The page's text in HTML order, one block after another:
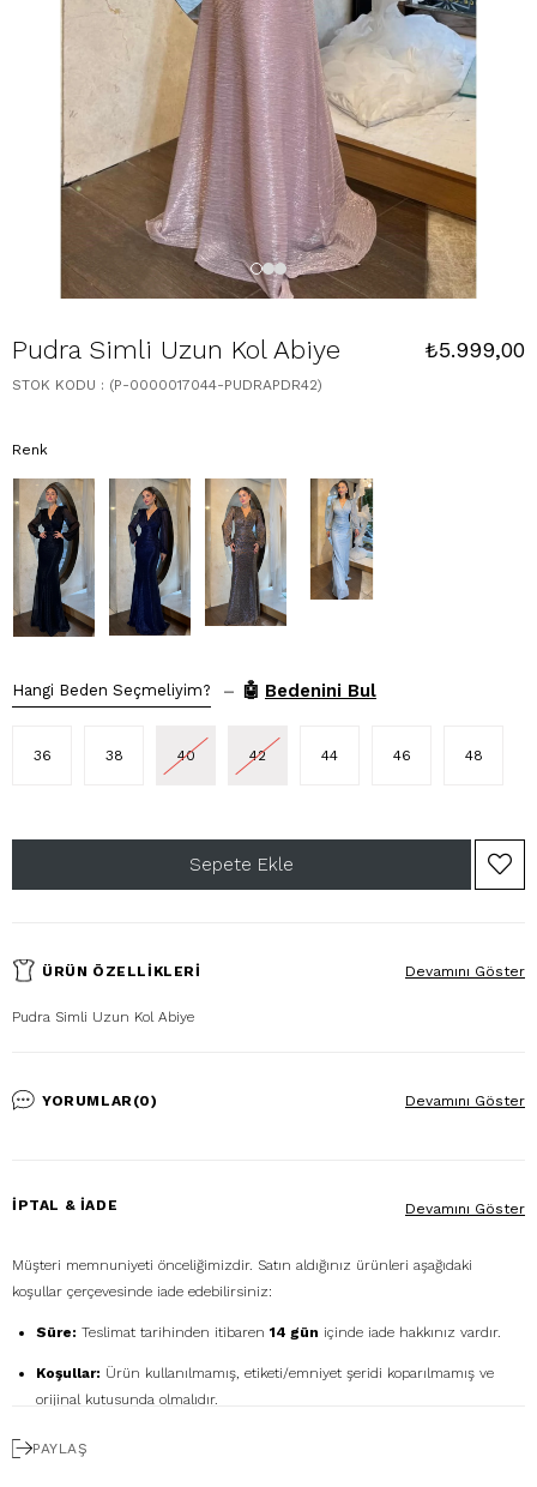
Pudra Simli Uzun Kol Abiye ₺5.999,00
STOK KODU (P-0000017044-PUDRAPDR42)
Renk
Hangi Beden Seçmeliyim? – 🤖 Bedenini Bul
36 38 40 42 44 46 48
ÜRÜN ÖZELLIKLERI
Pudra Simli Uzun Kol Abiye
Devamını Göster
YORUMLAR(0) Devamını Göster
İPTAL & İADE
Müşteri memnuniyeti önceliğimizdir. Satın aldığınız ürünleri aşağıdaki
koşullar çerçevesinde iade edebilirsiniz:
Süre: Teslimat tarihinden itibaren 14 gün içinde iade hakkınız vardır.
Koşullar: Ürün kullanılmamış, etiketi/emniyet şeridi koparılmamış ve
orijinal kutusunda olmalıdır.
Ücretsiz Gönderim:
Devamını Göster
PAYLAŞ